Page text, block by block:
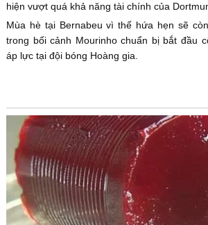
hiện vượt quá khả năng tài chính của
Mùa hè tại Bernabeu vì thế hứa hẹn sẽ
trong bối cảnh Mourinho chuẩn bị bắt đầu
áp lực tại đội bóng Hoàng gia.